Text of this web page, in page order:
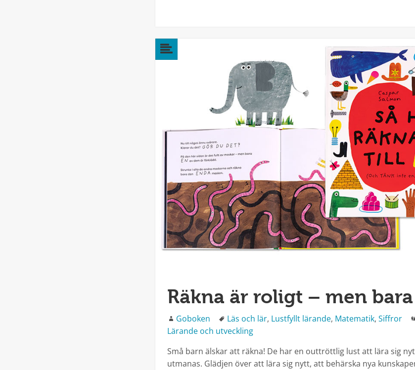
Räkna är roligt – men
Författare
Goboken Taggar
Läs och lär, Lustfyllt lärande, Matematik,Siffror
Lärande och utveckling
Små barn älskar att räkna! De har en outtröttlig lust att lära sig
utmanas. Glädjen över att lära sig nytt, att behärska nya